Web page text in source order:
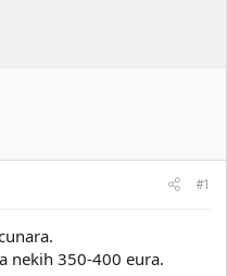
#1
nekih 350-400 eura.